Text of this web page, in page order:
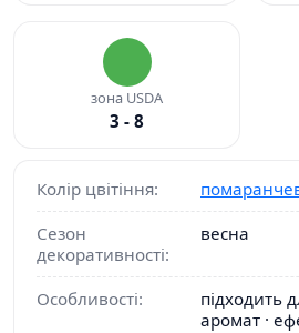
зона USDA
3 - 8
Колір цвітіння:
Сезон
декоративності:
весна
Особливості:
підходить
аромат ·